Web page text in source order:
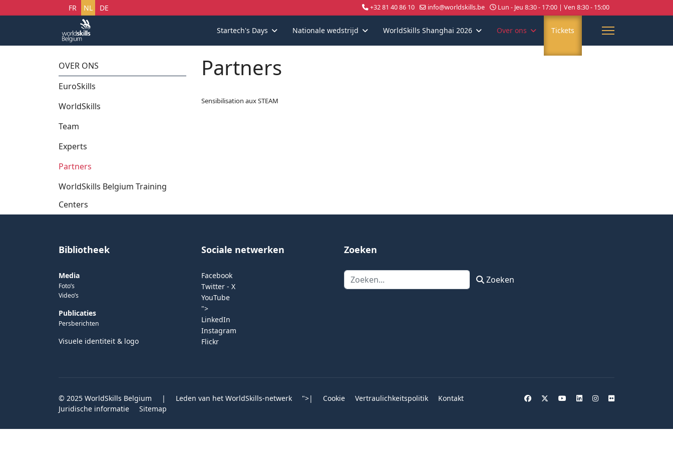
Selecteer uw taal
FR NL DE +32 81 40 86 10 info@worldskills.be Lun - Jeu 8:30 - 17:00 | Ven 8:30 - 15:00
Startech's Days Nationale wedstrijd WorldSkills Shanghai 2026 Over ons Tickets
OVER ONS
EuroSkills
WorldSkills
Team
Experts
Partners
WorldSkills Belgium Training
Centers
Partners
Sensibilisation aux STEAM
Bibliotheek
Media
Foto’s
Video’s
Publicaties
Persberichten
Visuele identiteit & logo
Sociale netwerken
Facebook
Twitter - X
YouTube
">
LinkedIn
Instagram
Flickr
Zoeken
Zoeken Zoeken
© 2025 WorldSkills Belgium | Leden van het WorldSkills-netwerk ">| Cookie Vertraulichkeitspolitik
Kontakt
Juridische informatie
Sitemap